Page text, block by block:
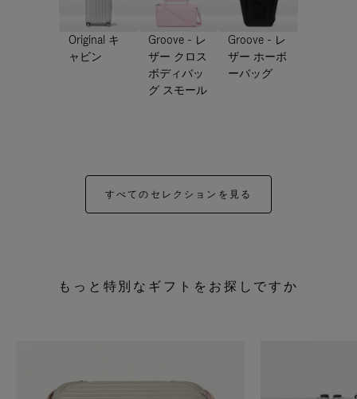
Original キ
ャビン
Groove - レ
ザー クロス
ボディバッ
グ スモール
Groove - レ
ザー ホーボ
ーバッグ
すべてのセレクションを見る
もっと特別なギフトをお探しですか